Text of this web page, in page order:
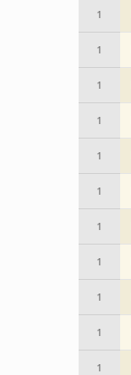
1
1
1
1
1
1
1
1
1
1
1